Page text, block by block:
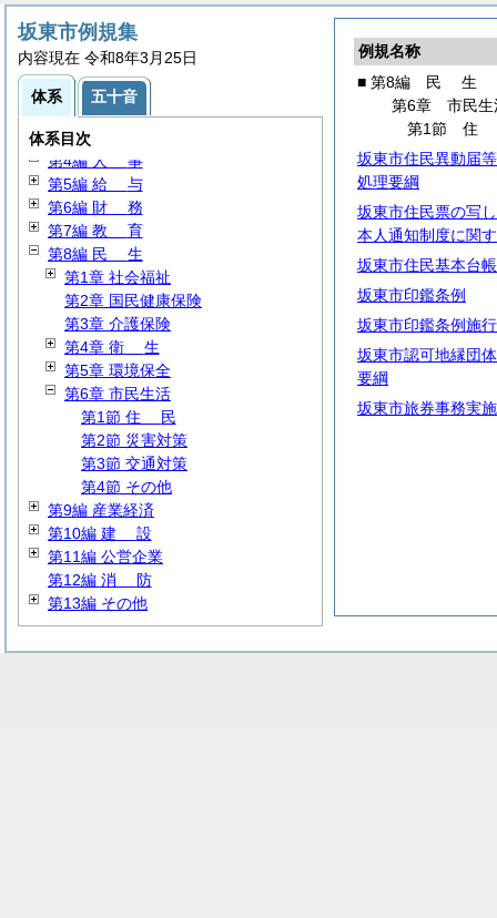
例規名称
■ 第8編
民 生
第6章 市民生
第1節 住
坂東市住民異動届
処理要綱
坂東市住民票の写
本人通知制度に関
坂東市住民基本台
坂東市印鑑条例
坂東市印鑑条例施
坂東市認可地縁団
要綱
坂東市旅券事務実
坂東市例規集
内容現在 令和8年3月25日
体系 五十音
体系目次
第1編総規
第2編議会
第3編 執行機関
第4編 人 事
第5編 給 与
第6編 財 務
第7編 教 育
第8編 民 生
第1章 社会福祉
第2章 国民健康保険
第3章 介護保険
第4章 衛 生
第5章 環境保全
第6章 市民生活
第1節 住
民
第2節 災害対策
第3節 交通対策
第4節 その他
第9編 産業経済
第10編 建 設
第11編 公営企業
第12編 消 防
第13編 その他